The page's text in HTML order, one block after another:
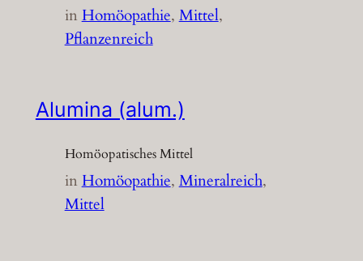
inHomöopathie, Mittel
Pflanzenreich
Alumina (alum.)
Homöopatisches Mittel
inHomöopathie, Mineralreich
Mittel